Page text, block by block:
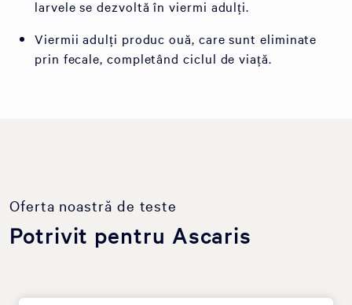
larvele se dezvoltă în viermi adulți.
Viermii adulți produc ouă, care sunt eliminate
prin fecale, completând ciclul de viață.
Oferta noastră de teste
Potrivit pentru Ascaris